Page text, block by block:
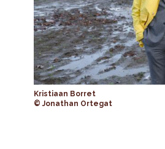
Kristiaan Borret
© Jonathan Ortegat